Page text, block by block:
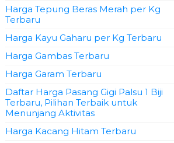
Harga Tepung Beras Merah per Kg
Terbaru
Harga Kayu Gaharu per Kg Terbaru
Harga Gambas Terbaru
Harga Garam Terbaru
Daftar Harga Pasang Gigi Palsu 1 Biji
Terbaru, Pilihan Terbaik untuk
Menunjang Aktivitas
Harga Kacang Hitam Terbaru